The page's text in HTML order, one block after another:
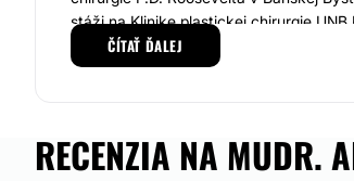
stáži na Klinike plastickej chirurgie
je zapísaná do atestačnej prípravy v
súčasnosti pani doktorka pôsobí na
chirurgie.
ČÍTAŤ ĎALEJ
RECENZIA NA MUDR.